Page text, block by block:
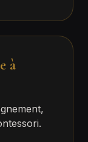
à